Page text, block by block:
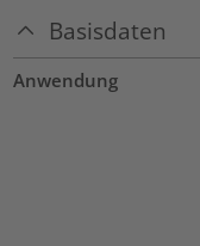
Basisdaten
Anwendung